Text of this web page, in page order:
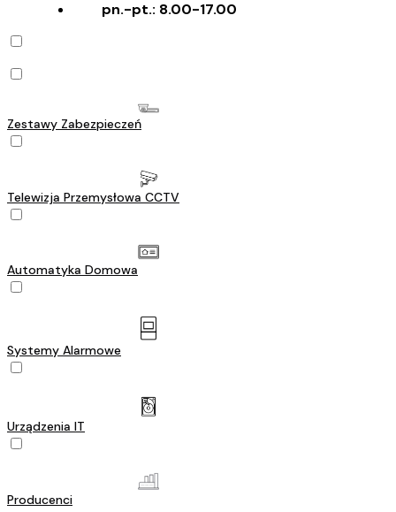
pn.-pt.: 8.00-17.00
Zestawy Zabezpieczeń
Telewizja Przemysłowa CCTV
Automatyka Domowa
Systemy Alarmowe
Urządzenia IT
Producenci